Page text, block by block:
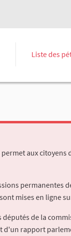
Liste des
aux
permanentes
mises en ligne
de la
rapport